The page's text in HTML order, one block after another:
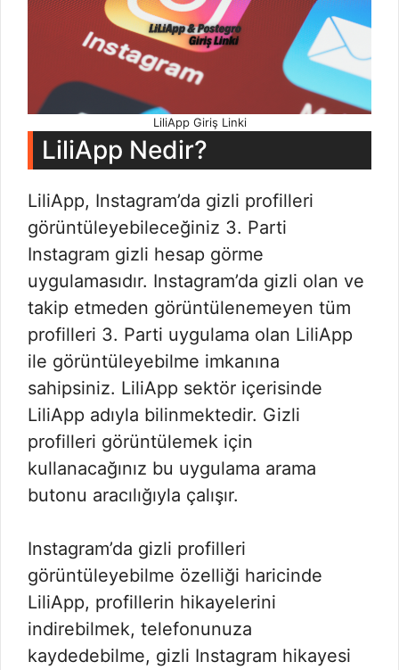
LiliApp Giriş Linki
LiliApp Nedir?
LiliApp, Instagram’da gizli profilleri
görüntüleyebileceğiniz 3. Parti
Instagram gizli hesap görme
uygulamasıdır. Instagram’da gizli olan ve
takip etmeden görüntülenemeyen tüm
profilleri 3. Parti uygulama olan LiliApp
ile görüntüleyebilme imkanına
sahipsiniz. LiliApp sektör içerisinde
LiliApp adıyla bilinmektedir. Gizli
profilleri görüntülemek için
kullanacağınız bu uygulama arama
butonu aracılığıyla çalışır.
Instagram’da gizli profilleri
görüntüleyebilme özelliği haricinde
LiliApp, profillerin hikayelerini
indirebilmek, telefonunuza
kaydedebilme, gizli Instagram hikayesi